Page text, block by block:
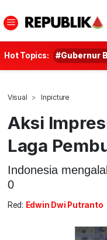
Hot Topics: #Gubernur
Visual Inpicture
Aksi
Laga
Indonesia
0
Red: Edwin Dwi Putranto